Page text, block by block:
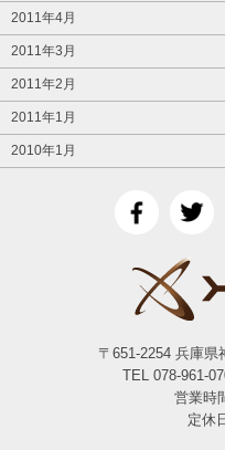
2011年4月
2011年3月
2011年2月
2011年1月
2010年1月
〒651-2254 兵庫県
TEL 078-961-
営業時
定休